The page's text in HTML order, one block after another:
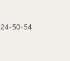
50-54